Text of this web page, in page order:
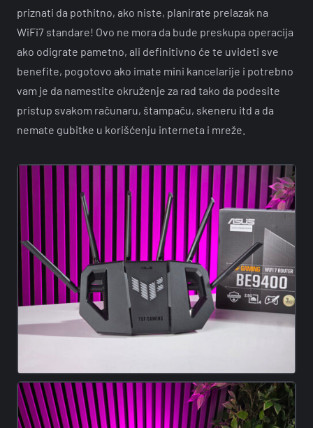
priznati da pothitno, ako niste, planirate prelazak na
WiFi7 standare! Ovo ne mora da bude preskupa operacija
ako odigrate pametno, ali definitivno će te uvideti sve
benefite, pogotovo ako imate mini kancelarije i potrebno
vam je da namestite okruženje za rad tako da podesite
pristup svakom računaru, štampaču, skeneru itd a da
nemate gubitke u korišćenju interneta i mreže.